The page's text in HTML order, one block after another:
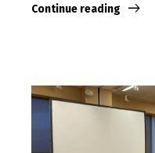
Continue reading